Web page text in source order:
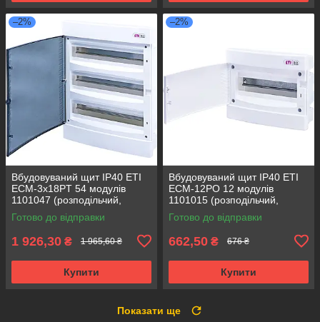
–2%
Вбудовуваний щит IP40 ETI
ECM-3x18PT 54 модулів
1101047 (розподільчий,
модульний, з прозорою
дверцятами)
Готово до відправки
1 926,30 ₴ 1 965,60 ₴
Купити
–2%
Вбудовуваний щит IP40 ETI
ECM-12PO 12 модулів
1101015 (розподільчий,
модульний, з білими
дверцятами)
Готово до відправки
662,50 ₴ 676 ₴
Купити
Показати ще